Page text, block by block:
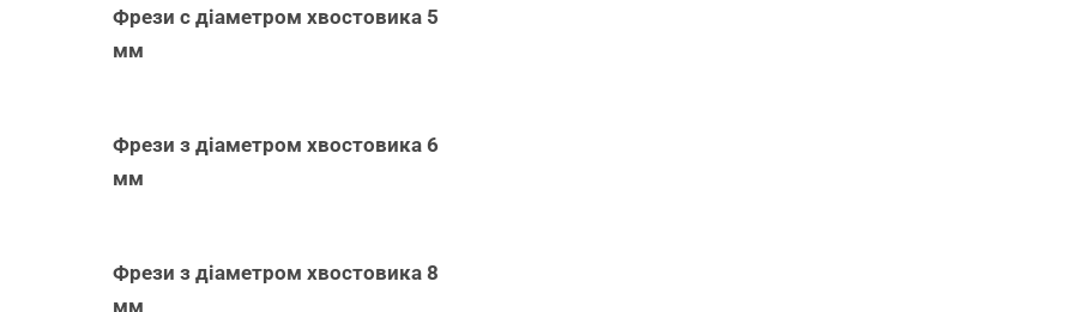
Фрези с діаметром хвостовика 5
мм
Фрези з діаметром хвостовика 6
мм
Фрези з діаметром хвостовика 8
мм